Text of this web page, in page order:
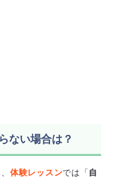
ない場合は？
体験レッスンでは「 自